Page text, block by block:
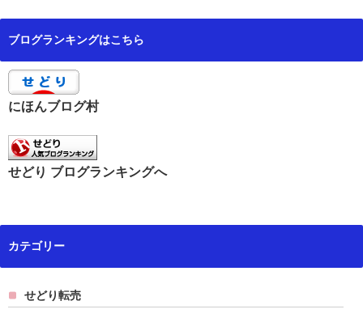
ブログランキングはこちら
にほんブログ村
せどり ブログランキングへ
カテゴリー
せどり転売